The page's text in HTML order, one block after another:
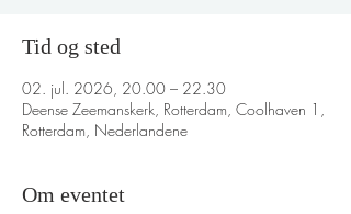
Tid og sted
02. jul. 2026, 20.00 – 22.30
Deense Zeemanskerk, Rotterdam, Coolhaven 1,
Rotterdam, Nederlandene
Om eventet